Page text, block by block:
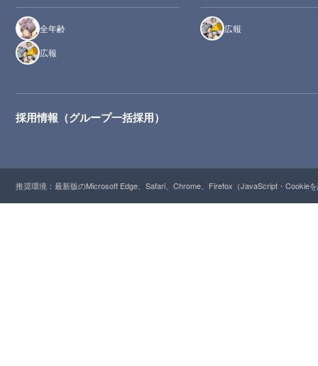
全年齢
広報
広報
採用情報（グループ一括採用）
推奨環境：最新版のMicrosoft Edge、Safari、Chrome、Firefox（JavaScript・Cookie